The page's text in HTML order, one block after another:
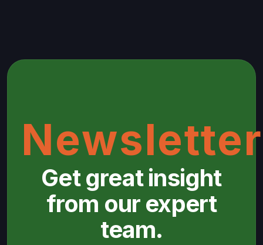
Newsletter
Get great insight
from our expert
team.